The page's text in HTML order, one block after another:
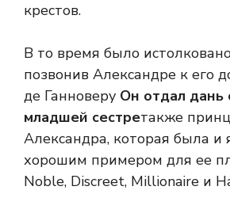
крестов.
В то время было
позвонив Александре к его
де Ганноверу Он отдал дань
младшей сестретакже
Александра, которая была и
хорошим примером для ее
Noble, Discreet, Millionaire и